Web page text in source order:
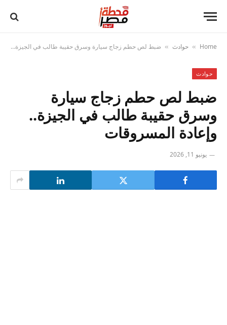
Home
» حوادث » ضبط لص حطم زجاج سيارة وسرق حقيبة طالب في الجيزة.. وإعادة المسروقات
حوادث
ضبط لص حطم زجاج سيارة
وسرق حقيبة طالب في الجيزة..
وإعادة المسروقات
يونيو 11, 2026